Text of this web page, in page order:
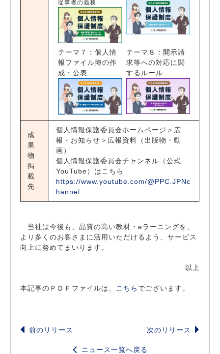
従事者の義務
テーマ７：個人情
報ファイル簿の作
成・公表
テーマ８：開示請
求等への対応に関
するルール
成
果
物
掲
載
先
個人情報保護委員会ホームページ＞広
報・お知らせ＞広報資料（出版物・動
画）
個人情報保護委員会チャンネル（公式
YouTube）はこちら
https://www.youtube.com/@PPC.JPNc
hannel
当社は今後も、品質の高い教材・eラーニングを、
より多くのお客さまに活用いただけるよう、サービス
向上に努めてまいります。
以上
本記事のＰＤＦファイルは、 こちら でございます。
前のリリース 次のリリース
ニュース一覧へ戻る